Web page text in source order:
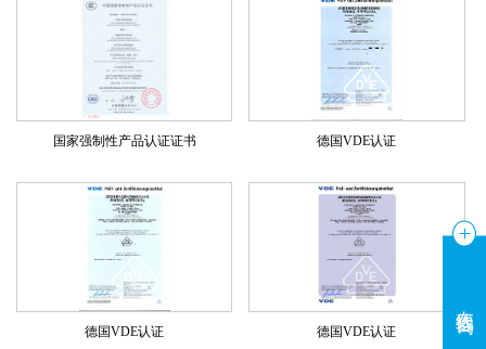
国家强制性产品认证证书 德国VDE认证
德国VDE认证 德国VDE认证